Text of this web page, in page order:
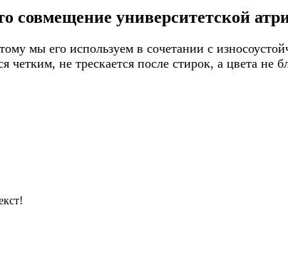
совмещение университетской
мы его используем в сочетании с
не трескается после стирок, а цвета не